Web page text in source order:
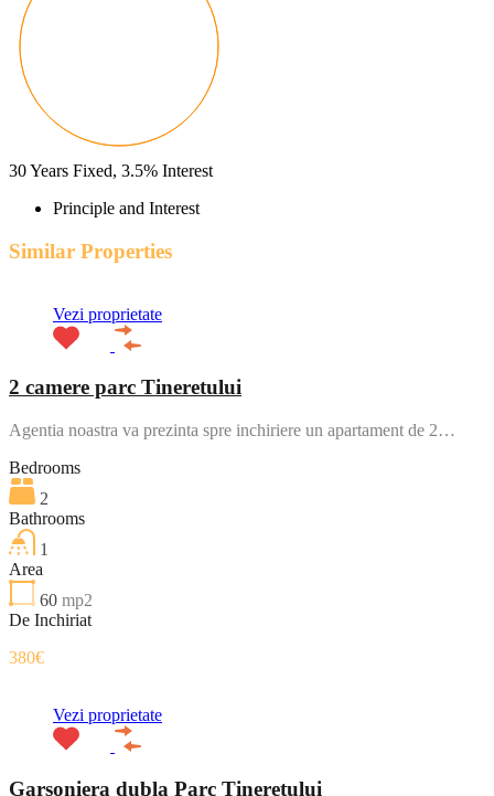
30Years Fixed, 3.5% Interest
Principle and Interest
Similar Properties
Vezi proprietate
2 camere parc Tineretului
Agentia noastra va prezinta spre inchiriere un apartament de 2…
Bedrooms
2
Bathrooms
1
Area
60 mp2
De Inchiriat
380€
Vezi proprietate
Garsoniera dubla Parc Tineretului